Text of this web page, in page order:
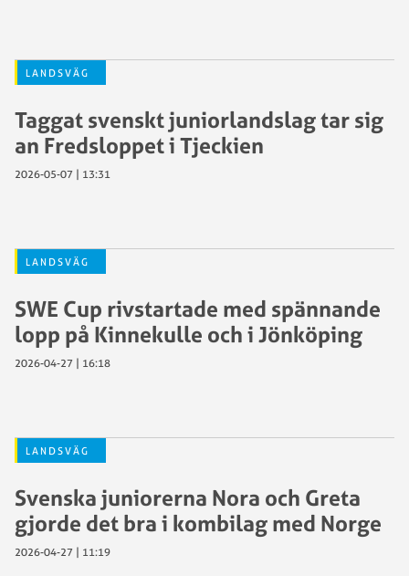
LANDSVÄG
Taggat svenskt juniorlandslag tar sig
an Fredsloppet i Tjeckien
2026-05-07 | 13:31
LANDSVÄG
SWE Cup rivstartade med spännande
lopp på Kinnekulle och i Jönköping
2026-04-27 | 16:18
LANDSVÄG
Svenska juniorerna Nora och Greta
gjorde det bra i kombilag med Norge
2026-04-27 | 11:19